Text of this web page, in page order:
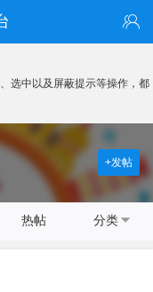
选中以及屏蔽提示等操作，都
+发帖
热帖 分类